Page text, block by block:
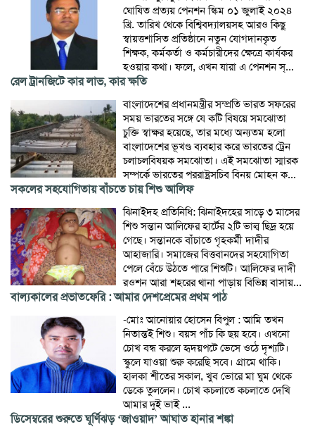
ঘোষিত প্রত্যয় পেনশন স্কিম ০১ জুলাই ২০২৪
খ্রি. তারিখ থেকে বিশ্বিবদ্যালয়সহ আরও কিছু
স্বায়ত্তশাসিত প্রতিষ্ঠানে নতুন যোগদানকৃত
শিক্ষক, কর্মকর্তা ও কর্মচারীদের ক্ষেত্রে কার্যকর
হওয়ার কথা। ফলে, এখন যারা এ পেনশন স্...
রেল ট্রানজিটে কার লাভ, কার ক্ষতি
বাংলাদেশের প্রধানমন্ত্রীর সম্প্রতি ভারত সফরের
সময় ভারতের সঙ্গে যে কটি বিষয়ে সমঝোতা
চুক্তি স্বাক্ষর হয়েছে, তার মধ্যে অন্যতম হলো
বাংলাদেশের ভূখণ্ড ব্যবহার করে ভারতের ট্রেন
চলাচলবিষয়ক সমঝোতা। এই সমঝোতা স্মারক
সম্পর্কে ভারতের পররাষ্ট্রসচিব বিনয় মোহন ক...
সকলের সহযোগিতায় বাঁচতে চায় শিশু আলিফ
ঝিনাইদহ প্রতিনিধি: ঝিনাইদহের সাড়ে ৩ মাসের
শিশু সন্তান আলিফের হার্টের ২টি ভাল্ব ছিদ্র হয়ে
গেছে। সন্তানকে বাঁচাতে গৃহকর্মী দাদীর
আহাজারি। সমাজের বিত্তবানদের সহযোগিতা
পেলে বেঁচে উঠতে পারে শিশুটি। আলিফের দাদী
রওশন আরা শহরের থানা পাড়ায় বিভিন্ন বাসায়...
বাল্যকালের প্রভাতফেরি : আমার দেশপ্রেমের প্রথম পাঠ
-মোঃ আনোয়ার হোসেন বিপুল : আমি তখন
নিতান্তই শিশু। বয়স পাঁচ কি ছয় হবে। এখনো
চোখ বন্ধ করলে হৃদয়পটে ভেসে ওঠে দৃশ্যটি।
স্কুলে যাওয়া শুরু করেছি সবে। গ্রামে থাকি।
হালকা শীতের সকাল, খুব ভোরে মা ঘুম থেকে
ডেকে তুললেন। চোখ কচলাতে কচলাতে দেখি
আমার দুই ভাই ...
ডিসেম্বরের শুরুতে ঘূর্ণিঝড় ‘জাওয়াদ’ আঘাত হানার শঙ্কা